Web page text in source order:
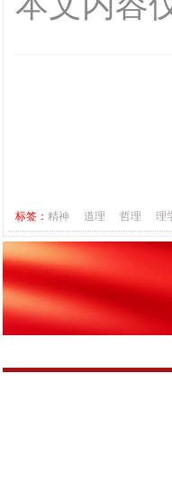
标签： 精神 道理 哲理 理